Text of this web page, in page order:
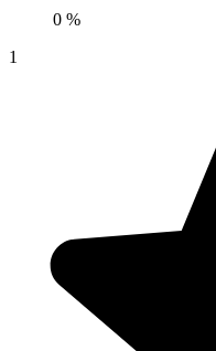
0 %
1